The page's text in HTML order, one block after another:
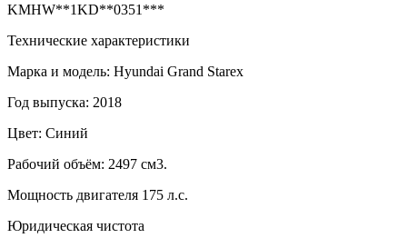
KMHW**1KD**0351***
Технические характеристики
Марка и модель: Hyundai Grand Starex
Год выпуска: 2018
Цвет: Синий
Рабочий объём: 2497 см3.
Мощность двигателя 175 л.с.
Юридическая чистота